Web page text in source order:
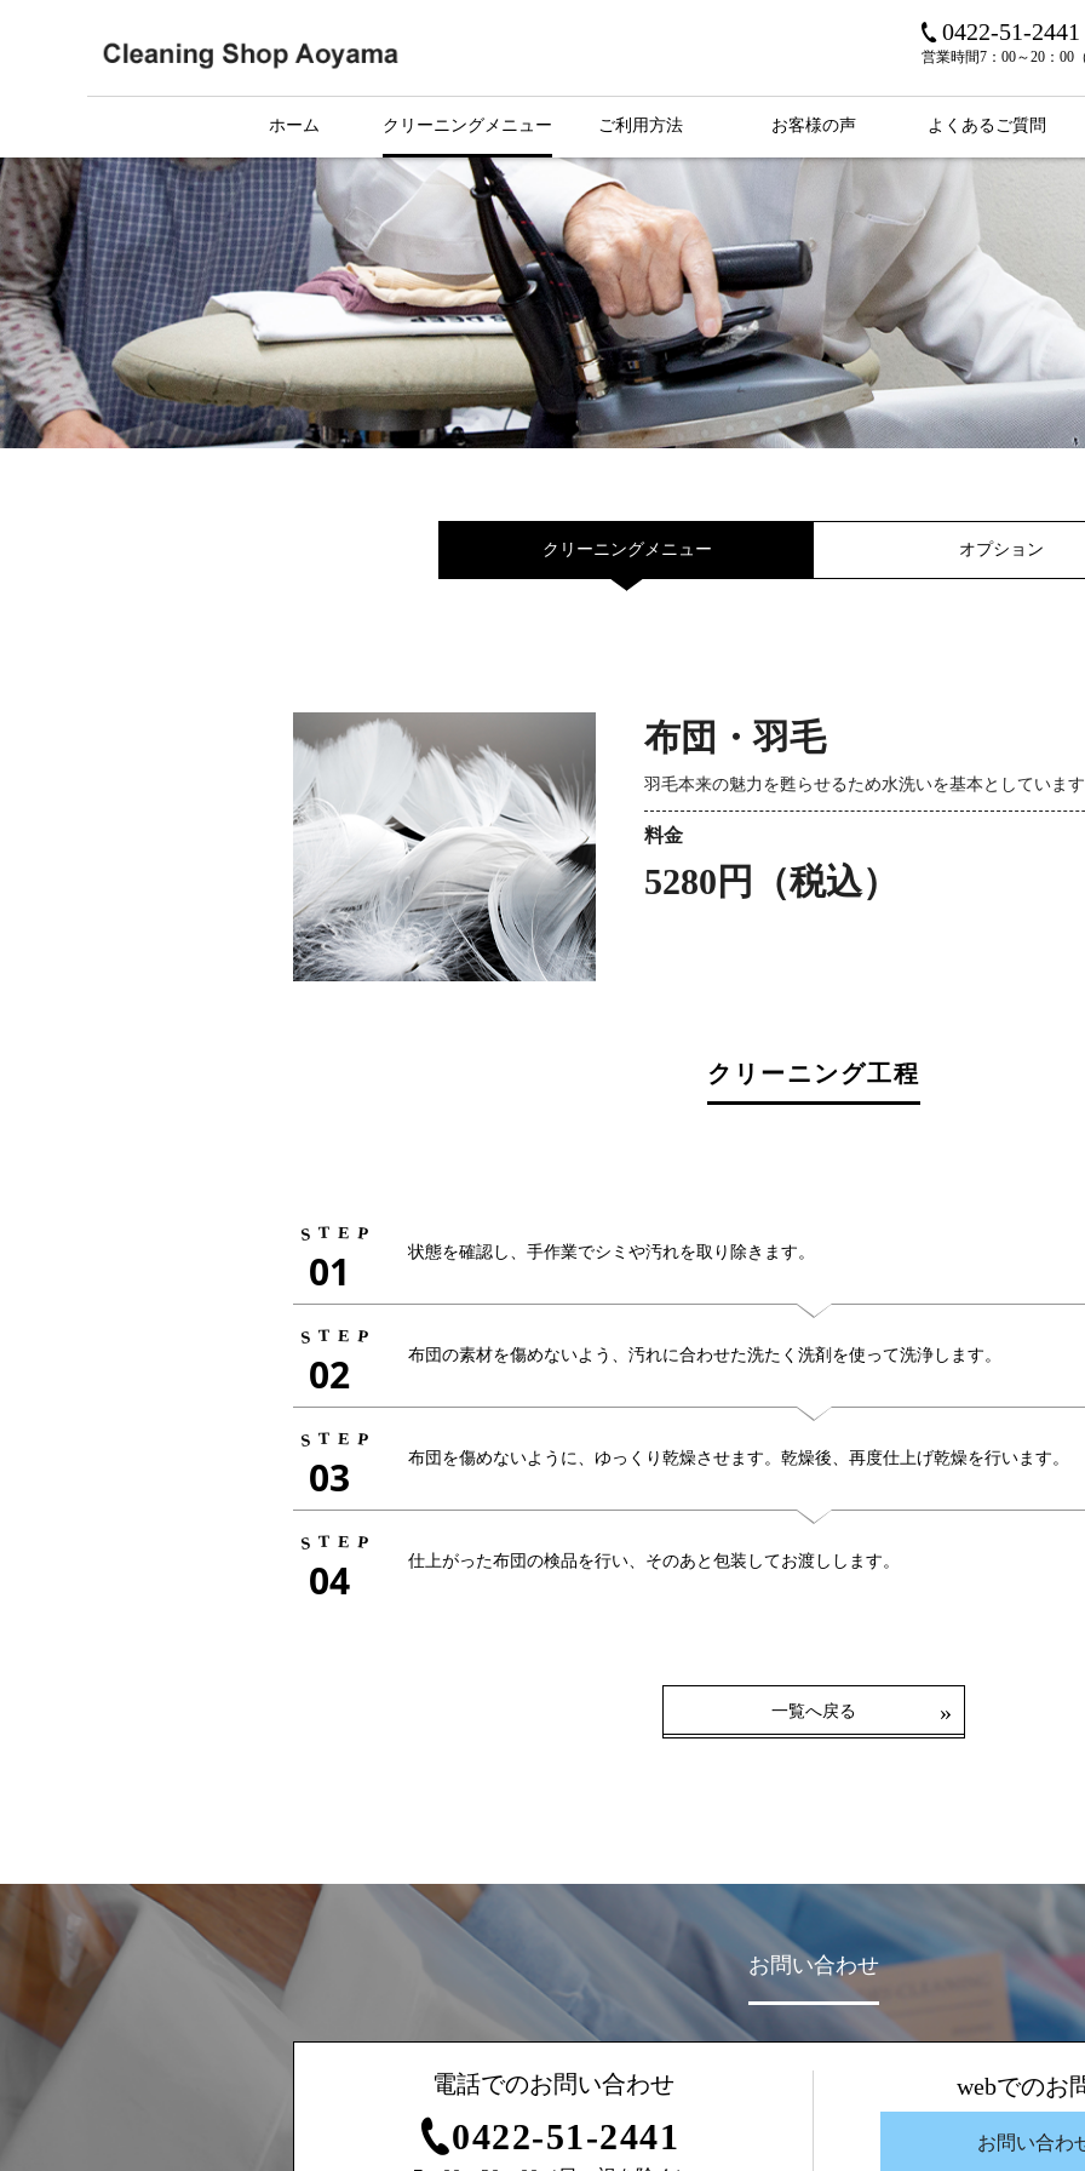
0422-51-2441
営業時間7：00～20：00
ホーム クリーニングメニュー ご利用方法 お客様の声 よくあるご質問
クリーニングメニュー オプション
布団・羽毛
羽毛本来の魅力を甦らせるため水洗いを基本としていま
料金
5280円（税込）
クリーニング工程
STEP
01 状態を確認し、手作業でシミや汚れを取り除きます。
STEP
02 布団の素材を傷めないよう、汚れに合わせた洗たく洗剤を使って洗浄します。
STEP
03 布団を傷めないように、ゆっくり乾燥させます。乾燥後、再度仕上げ乾燥を行います。
STEP
04 仕上がった布団の検品を行い、そのあと包装してお渡しします。
一覧へ戻る
お問い合わせ
電話でのお問い合わせ
0422-51-2441
webでのお
お問い合わ